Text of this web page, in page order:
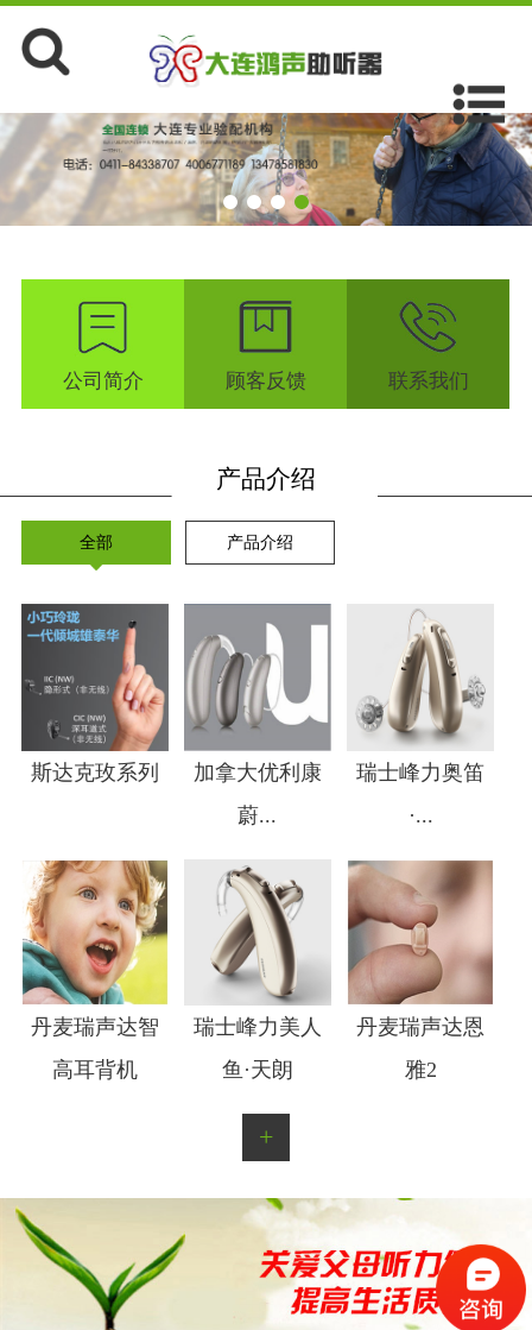
1 2 3 4
公司简介 顾客反馈 联系我们
产品介绍
全部 产品介绍
斯达克玫系列
加拿大优利康
蔚...
瑞士峰力奥笛
·...
丹麦瑞声达智
高耳背机
瑞士峰力美人
鱼·天朗
丹麦瑞声达恩
雅2
+